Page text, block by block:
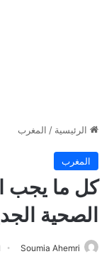
الرئيسية / المغرب
المغرب
كل ما يجب
الصحية
Soumia Ahemri